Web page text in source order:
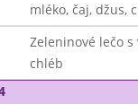
mléko, čaj, džus,
Zeleninové lečo
chléb